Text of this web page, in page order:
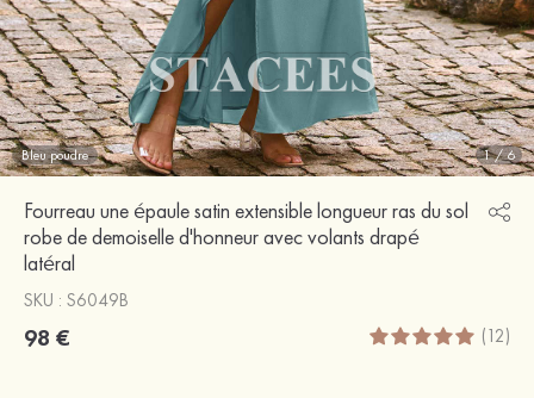
Bleu poudre 1/6
Fourreau une épaule satin extensible longueur ras du sol
robe de demoiselle d'honneur avec volants drapé
latéral
SKU : S6049B
98 € (12)